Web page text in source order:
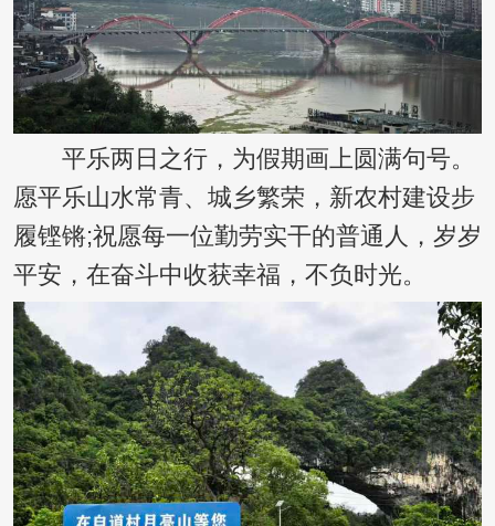
平乐两日之行，为假期画上圆满句号。
愿平乐山水常青、城乡繁荣，新农村建设步
履铿锵;祝愿每一位勤劳实干的普通人，岁岁
平安，在奋斗中收获幸福，不负时光。